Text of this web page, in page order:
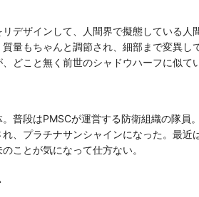
デザインして、人間界で擬態している人
量もちゃんと調節され、細部まで変異し
どこと無く前世のシャドウハーフに似て
普段はPMSCが運営する防衛組織の隊員
、プラチナサンシャインになった。最近
ことが気になって仕方ない。